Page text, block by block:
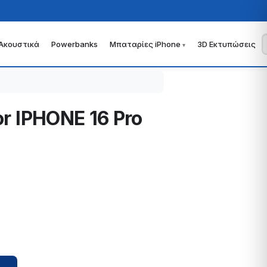
Powerbanks Μπαταρίες iPhone 3D Εκτυπώσεις
IPHONE 16 Pro